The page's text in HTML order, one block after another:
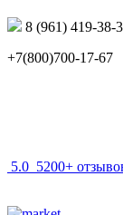
8 (961) 419-38-
+7(800)700-17-67
5.0 5200+